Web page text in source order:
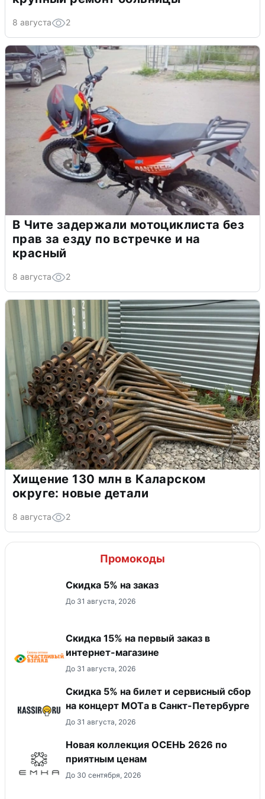
8 августа 2
В Чите задержали мотоциклиста без
прав за езду по встречке и на
красный
8 августа 2
Хищение 130 млн в Каларском
округе: новые детали
8 августа 2
Промокоды
Скидка 5% на заказ
До 31 августа, 2026
Скидка 15% на первый заказ в
интернет-магазине
До 31 августа, 2026
Скидка 5% на билет и сервисный сбор
на концерт MOTа в Санкт-Петербурге
До 31 августа, 2026
Новая коллекция ОСЕНЬ 2626 по
приятным ценам
До 30 сентября, 2026